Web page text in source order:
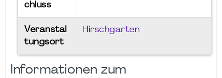
chluss
Veranstal
tungsort
Hirschgarten
Informationen zum